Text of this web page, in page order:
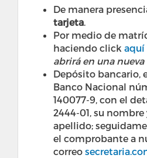
De manera
tarjeta.
Por medio de
haciendo click aquí
abrirá en una
Depósito bancario,
Banco Nacional
140077-9, con el
2444-01, su nombre
apellido;
el comprobante a
correo